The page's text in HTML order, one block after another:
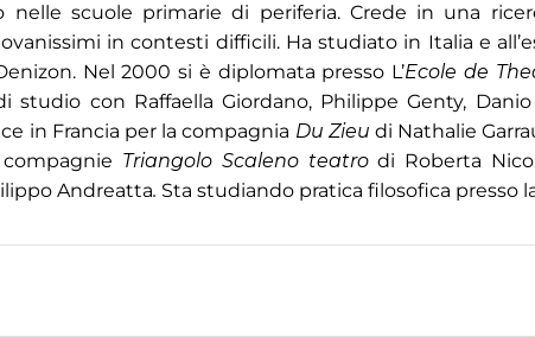
nelle scuole primarie di periferia. Crede in una
in contesti difficili. Ha studiato in Italia e
Nel 2000 si è diplomata presso L’Ecole de
studio con Raffaella Giordano, Philippe Genty,
in Francia per la compagnia Du Zieu di Nathalie
Triangolo Scaleno teatrodi Roberta
Andreatta. Sta studiando pratica filosofica presso